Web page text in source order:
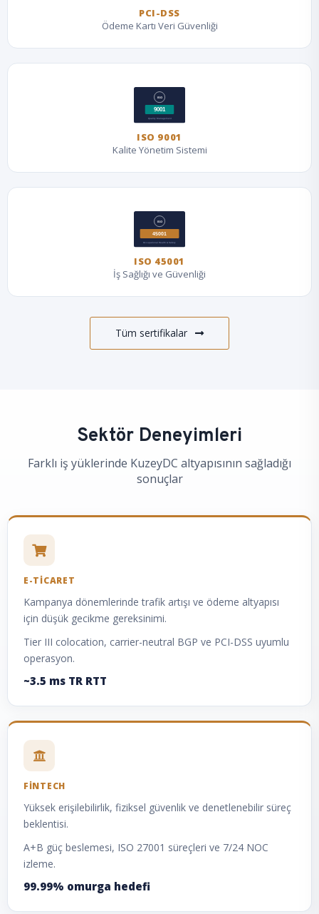
PCI-DSS
Ödeme Kartı Veri Güvenliği
ISO 9001
Kalite Yönetim Sistemi
ISO 45001
İş Sağlığı ve Güvenliği
Tüm sertifikalar
Sektör Deneyimleri
Farklı iş yüklerinde KuzeyDC altyapısının sağladığı
sonuçlar
E-TICARET
Kampanya dönemlerinde trafik artışı ve ödeme altyapısı
için düşük gecikme gereksinimi.
Tier III colocation, carrier-neutral BGP ve PCI-DSS uyumlu
operasyon.
~3.5 ms TR RTT
FINTECH
Yüksek erişilebilirlik, fiziksel güvenlik ve denetlenebilir süreç
beklentisi.
A+B güç beslemesi, ISO 27001 süreçleri ve 7/24 NOC
izleme.
99.99% omurga hedefi